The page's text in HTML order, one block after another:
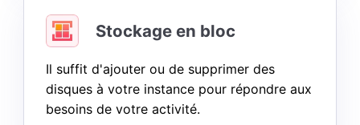
Stockage en bloc
Il suffit d'ajouter ou de supprimer des
disques à votre instance pour répondre aux
besoins de votre activité.